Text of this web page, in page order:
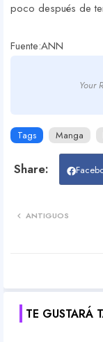
poco después de
Fuente:ANN
Your
Tags Manga
ANTIGUOS
TE GUSTARÁ